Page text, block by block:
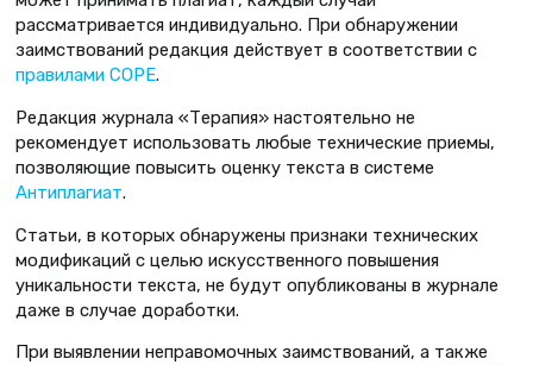
рассматривается индивидуально. При обнаружении
заимствований редакция действует в соответствии с
правилами COPE.
Редакция журнала «Терапия» настоятельно не
рекомендует использовать любые технические приемы,
позволяющие повысить оценку текста в системе
Антиплагиат.
Статьи, в которых обнаружены признаки технических
модификаций с целью искусственного повышения
уникальности текста, не будут опубликованы в журнале
даже в случае доработки.
При выявлении неправомочных заимствований, а также